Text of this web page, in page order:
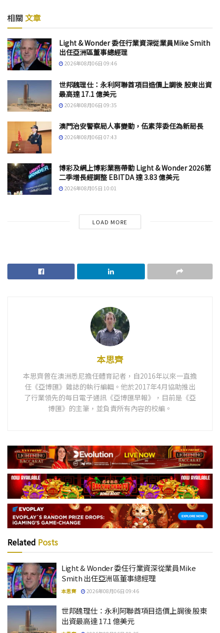
相關 文章
Light & Wonder 委任行業資深從業員Mike Smith
出任亞洲區董事總經理
2026年08月06日 09:46
世邦魏理仕：永利阿聯酋項目造價上調後 股東出資
最高達 17.1 億美元
2026年08月06日 09:35
澳門治安警察局人事變動，伍素萍委任為新局長
2026年08月06日 07:43
博彩及網上博彩業務帶動 Light & Wonder 2026第
二季增長經調整 EBITDA 達 3.83 億美元
2026年08月05日 10:01
LOAD MORE
本思齊
本思齊曾在澳洲悉尼擔任體育記者，自2016年以來一直擔
任《亞博匯》雜誌的執行編輯。他於2017年4月協助推出
了行業領先的每日電子通訊《亞博匯早報》，目前是《亞
博匯》的主筆，並負責所有內容的校編。
Related Posts
Light & Wonder 委任行業資深從業員Mike
Smith 出任亞洲區董事總經理
本思齊 2026年08月06日 09:46
世邦魏理仕：永利阿聯酋項目造價上調後 股東
出資最高達 17.1 億美元